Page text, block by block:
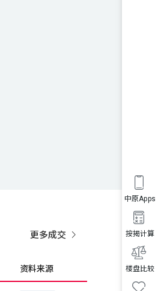
楼盘比较
按揭计算
中原Apps
更多成交
资料来源